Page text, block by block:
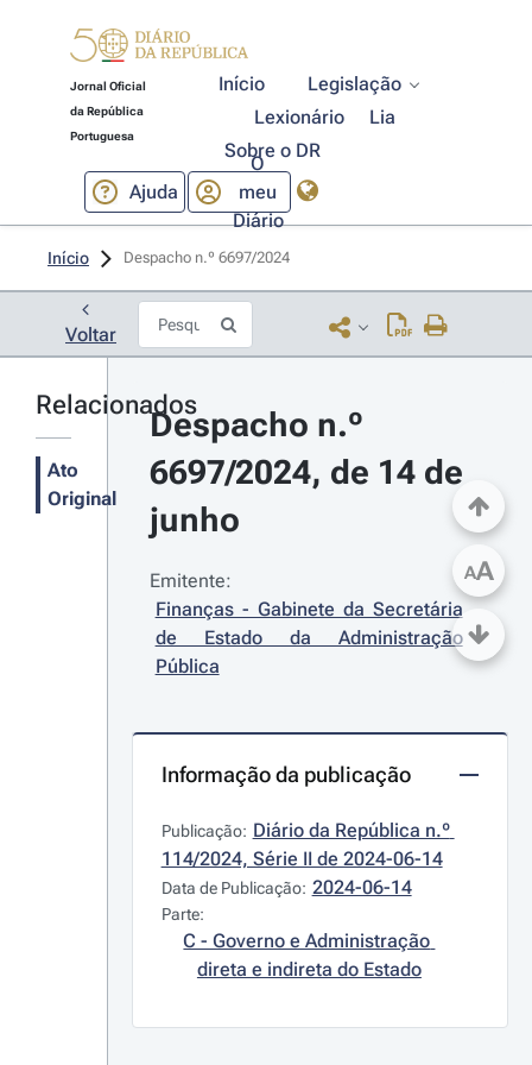
Jornal Oficial
da República
Portuguesa
Início
Legislação
Lexionário
Lia
Sobre o DR
Ajuda
O
meu
Diário
Início Despacho n.º 6697/2024
Voltar
Relacionados
Ato
Original
Despacho n.º
6697/2024, de 14 de
junho
Emitente:
Finanças - Gabinete da Secretária
de Estado da Administração
Pública
Informação da publicação
Publicação: Diário da República n.º
114/2024, Série II de 2024-06-14
Data de Publicação: 2024-06-14
Parte:
C - Governo e Administração
direta e indireta do Estado
AA